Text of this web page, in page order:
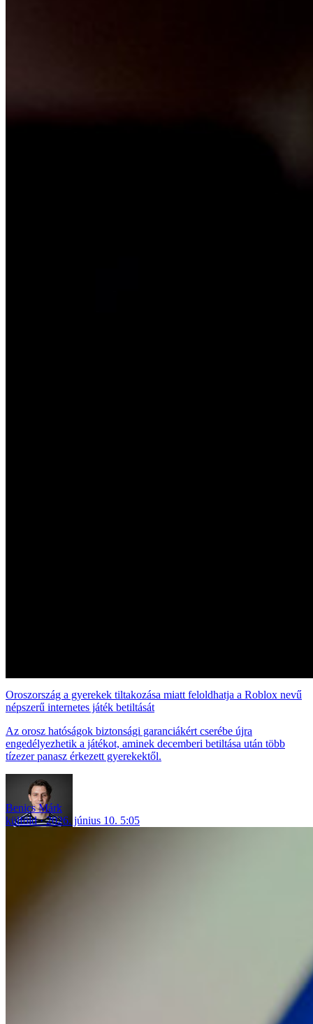
Oroszország a gyerekek tiltakozása miatt feloldhatja a Roblox nevű
népszerű internetes játék betiltását
Az orosz hatóságok biztonsági garanciákért cserébe újra
engedélyezhetik a játékot, aminek decemberi betiltása után több
tízezer panasz érkezett gyerekektől.
Benics Márk
külföld
2026. június 10. 5:05